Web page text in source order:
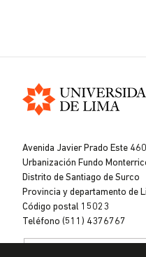
de
Lima
Avenida Javier Prado Este
Urbanización Fundo
Distrito de Santiago de Surco
Provincia y departamento de
Código postal 15023
Teléfono (511) 4376767